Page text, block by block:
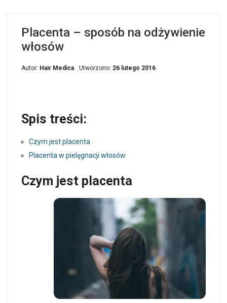
Placenta – sposób na odżywienie
włosów
Autor: Hair Medica Utworzono: 26 lutego 2016
Spis treści:
Czym jest placenta
Placenta w pielęgnacji włosów
Czym jest placenta